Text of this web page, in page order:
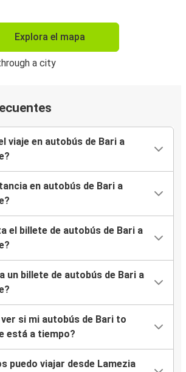
Explora el mapa
viaje en autobús de Bari a
en autobús de Bari a
el billete de autobús de Bari a
un billete de autobús de Bari a
ver si mi autobús de Bari to
está a tiempo?
puedo viajar desde Lamezia